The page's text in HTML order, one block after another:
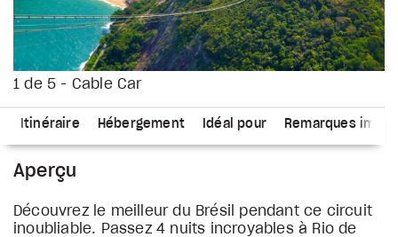
1 de 5 - Cable Car
Itinéraire Hébergement Idéal pour Remarques
Aperçu
Découvrez le meilleur du Brésil pendant ce circuit
inoubliable. Passez 4 nuits incroyables à Rio de